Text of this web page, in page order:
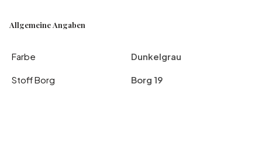
Allgemeine Angaben
Farbe Dunkelgrau
Stoff Borg Borg 19